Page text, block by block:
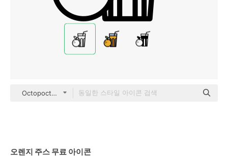
Octopocto Lineal
오렌지 주스 무료 아이콘